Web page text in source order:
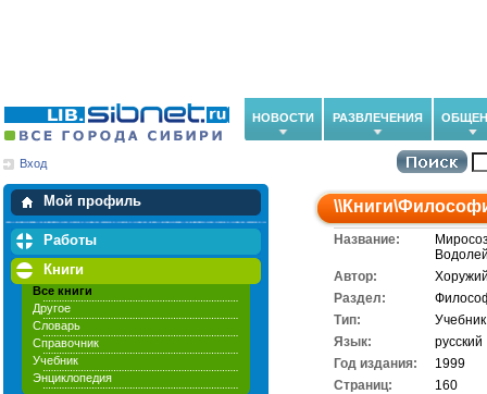
НОВОСТИ РАЗВЛЕЧЕНИЯ
Вход
Мой профиль
Мои закладки
Работы
Книги
Все книги
Другое
Словарь
Справочник
Учебник
Энциклопедия
\\Книги\
Название:
Автор:
Раздел:
Тип:
Учебник
Язык:
русский
Год издания:
1999
Cтраниц:
160